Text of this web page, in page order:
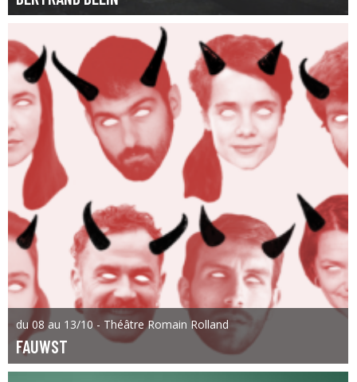
du 08 au 13/10 - Théâtre Romain Rolland
FAUWST